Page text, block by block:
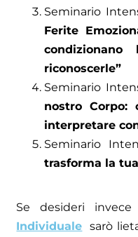
Seminario
Ferite
riconoscerle”
Seminario
nostro Corpo:
interpretare
Seminario
trasforma la
Se desideri
Individuale sarò